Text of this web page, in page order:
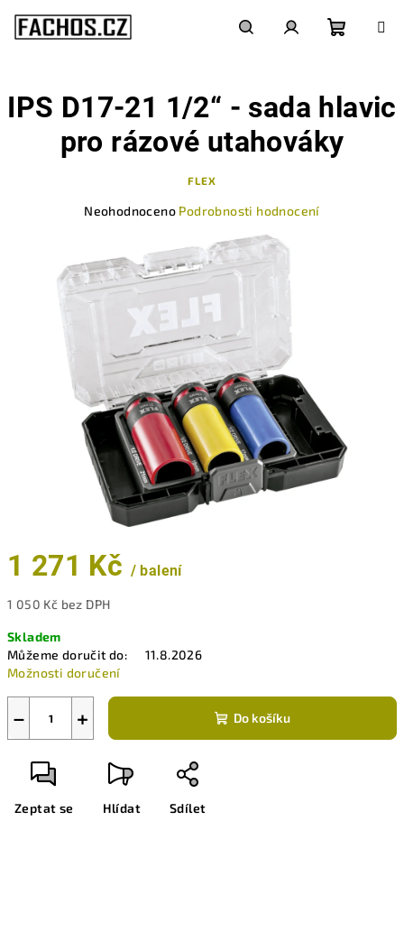
obsah
košík
1 271 Kč / balení
1 050 Kč bez DPH
cena:
Skladem
Můžeme doručit do:
11.8.2026
Možnosti doručení
+
− Do košíku
Zeptat se Hlídat Sdílet
IPS D17-21 1/2“ - sada hlavic
pro rázové utahováky
FLEX
Neohodnoceno Podrobnosti hodnocení